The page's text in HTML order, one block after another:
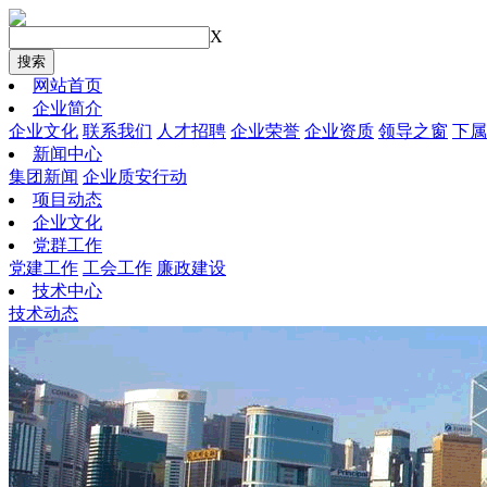
X
搜索
网站首页
企业简介
企业文化 联系我们 人才招聘 企业荣誉 企业资质 领导之窗 下
新闻中心
集团新闻 企业质安行动
项目动态
企业文化
党群工作
党建工作 工会工作 廉政建设
技术中心
技术动态